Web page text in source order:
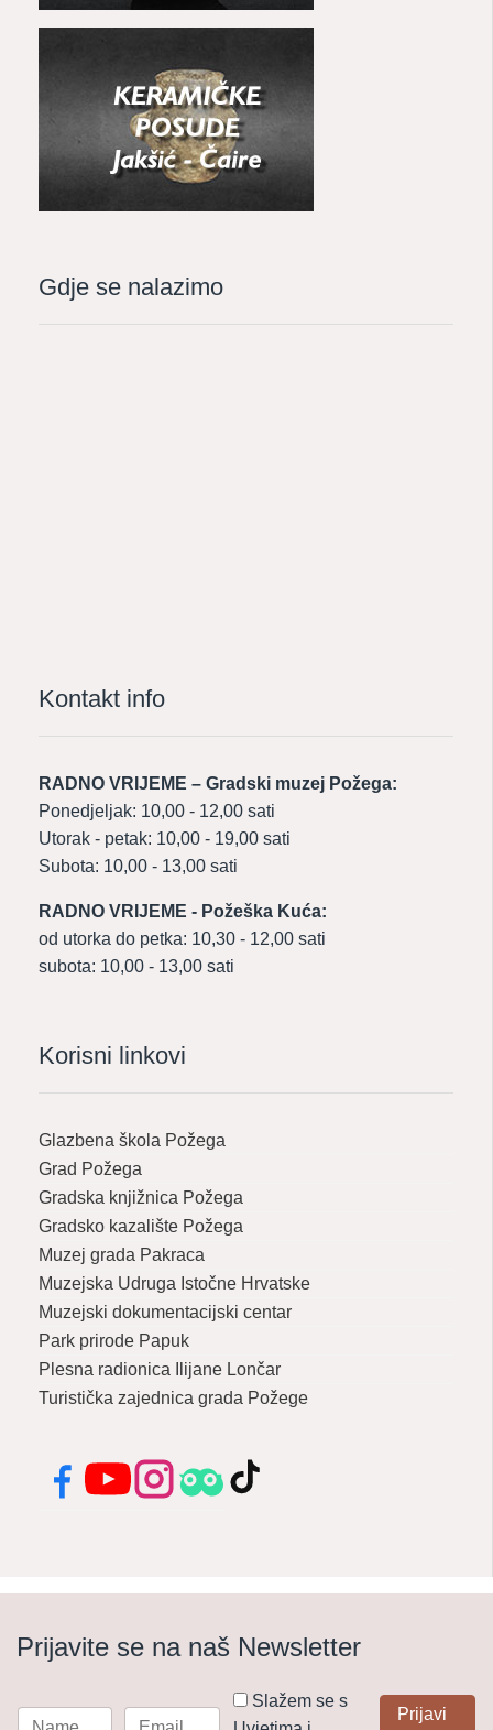
Gdje se nalazimo
Kontakt info
RADNO VRIJEME – Gradski muzej Požega:
Ponedjeljak: 10,00 - 12,00 sati
Utorak - petak: 10,00 - 19,00 sati
Subota: 10,00 - 13,00 sati
RADNO VRIJEME - Požeška Kuća:
od utorka do petka: 10,30 - 12,00 sati
subota: 10,00 - 13,00 sati
Korisni linkovi
Glazbena škola Požega
Grad Požega
Gradska knjižnica Požega
Gradsko kazalište Požega
Muzej grada Pakraca
Muzejska Udruga Istočne Hrvatske
Muzejski dokumentacijski centar
Park prirode Papuk
Plesna radionica Ilijane Lončar
Turistička zajednica grada Požege
FacebookYouTubeInstagramTripadvisor
TikTok
Prijavite se na naš Newsletter
Slažem se s
Prijavi